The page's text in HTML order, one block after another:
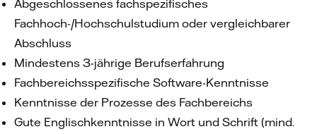
Abgeschlossenes fachspezifisches
Fachhoch-/Hochschulstudium oder vergleichbarer
Abschluss
Mindestens 3-jährige Berufserfahrung
Fachbereichsspezifische Software-Kenntnisse
Kenntnisse der Prozesse des Fachbereichs
Gute Englischkenntnisse in Wort und Schrift (mind.